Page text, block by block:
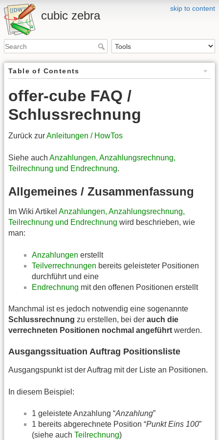
skip to content
cubic zebra
Table of Contents
offer-cube FAQ /
Schlussrechnung
Zurück zurAnleitungen / HowTos
Siehe auch Anzahlungen, Anzahlungsrechnung,
Teilrechnung und Endrechnung.
Allgemeines / Zusammenfassung
Im Wiki Artikel Anzahlungen, Anzahlungsrechnung,
Teilrechnung und Endrechnung wird beschrieben, wie
man:
Anzahlungen erstellt
Teilverrechnungen bereits geleisteter Positionen
durchführt und eine
Endrechnung mit den offenen Positionen erstellt
Manchmal ist es jedoch notwendig eine sogenannte
Schlussrechnung zu erstellen, bei der auch die
verrechneten Positionen nochmal angeführt werden.
Ausgangssituation Auftrag Positionsliste
Ausgangspunkt ist der Auftrag mit der Liste an Positionen.
In diesem Beispiel:
1 geleistete Anzahlung “Anzahlung”
1 bereits abgerechnete Position “Punkt Eins 100”
(siehe auch Teilrechnung)